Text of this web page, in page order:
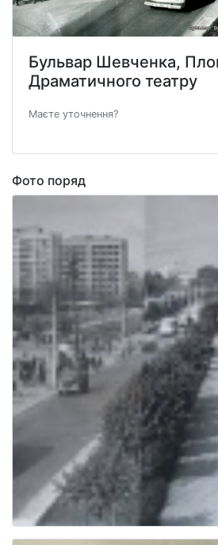
Бульвар Шевченка,
Драматичного театру
Маєте уточнення?
Фото поряд
Support
Share this